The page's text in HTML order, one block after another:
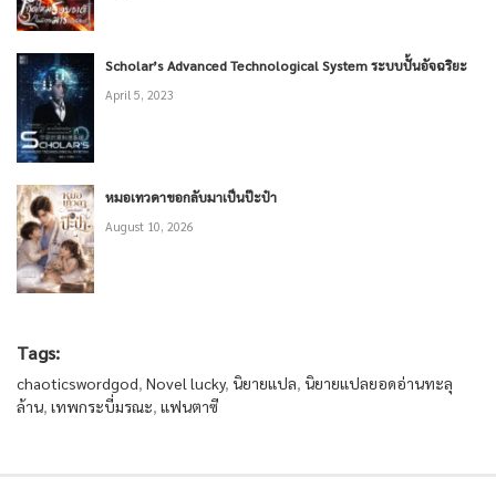
Scholar’s Advanced Technological System ระบบปั้นอัจฉริยะ
April 5, 2023
หมอเทวดาขอกลับมาเป็นป๊ะป๋า
August 10, 2026
Tags:
chaoticswordgod, Novel lucky, นิยายแปล, นิยายแปลยอดอ่านทะลุ
ล้าน, เทพกระบี่มรณะ, แฟนตาซี